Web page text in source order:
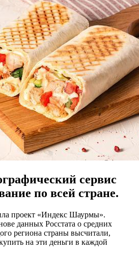
сервис
по всей стране.
проект «Индекс Шаурмы».
данных Росстата о средних
региона страны высчитали,
на эти деньги в каждой